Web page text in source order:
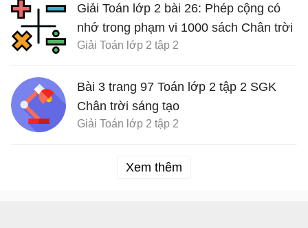
Giải Toán lớp 2 bài 26: Phép cộng có
nhớ trong phạm vi 1000 sách Chân trời
sáng tạo
Giải Toán lớp 2 tập 2
Bài 3 trang 97 Toán lớp 2 tập 2 SGK
Chân trời sáng tạo
Giải Toán lớp 2 tập 2
Xem thêm